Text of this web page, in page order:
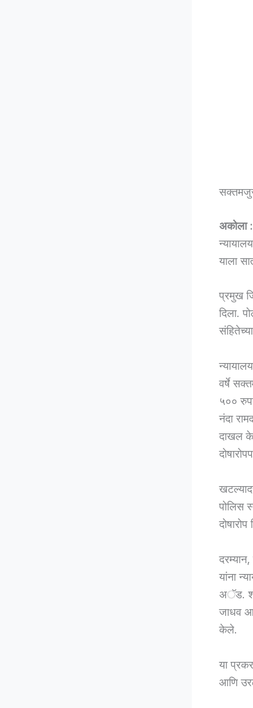
अकोला :
याला
प्रमुख
दिला.
वर्षे
५००
नंदा
दाखल
पोलिस
यांना
अॅड.
जाधव
केले.
या
आणि